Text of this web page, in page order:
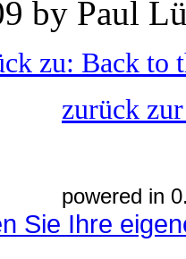
by Paul
zu: Back to
zurück
powered in
Sie Ihre